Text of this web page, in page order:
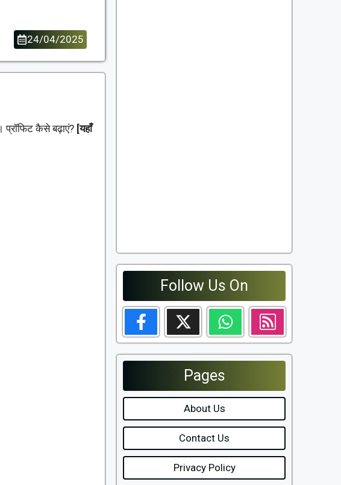
24/04/2025
प्रॉफिट कैसे बढ़ाएं? [यहाँ
Follow Us On
Pages
About Us
Contact Us
Privacy Policy